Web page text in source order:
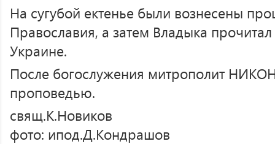
На сугубой ектенье были вознесены
Православия, а затем Владыка
Украине.
После богослужения митрополит
проповедью.
свящ.К.Новиков
фото: ипод.Д.Кондрашов